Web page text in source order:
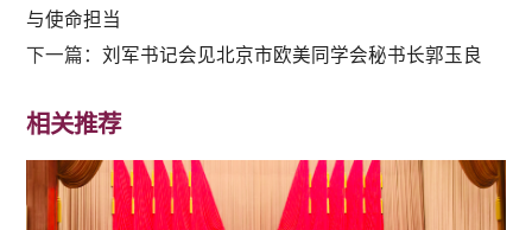
与使命担当
下一篇：刘军书记会见北京市欧美同学会秘书长郭玉良
相关推荐